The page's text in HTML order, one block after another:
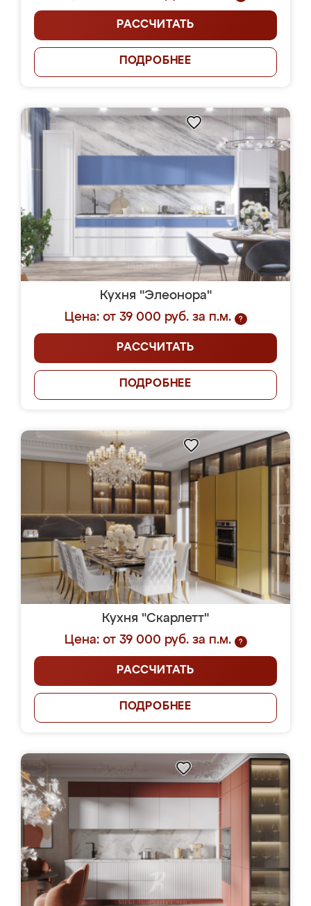
РАССЧИТАТЬ
ПОДРОБНЕЕ
Кухня "Элеонора"
Цена: от 39 000 руб. за п.м.
?
РАССЧИТАТЬ
ПОДРОБНЕЕ
Кухня "Скарлетт"
Цена: от 39 000 руб. за п.м.
?
РАССЧИТАТЬ
ПОДРОБНЕЕ